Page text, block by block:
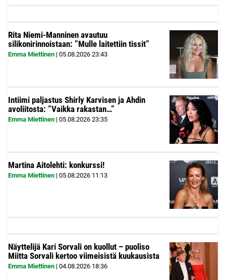
Rita Niemi-Manninen avautuu
silikonirinnoistaan: ”Mulle laitettiin tissit”
Emma Miettinen | 05.08.2026 23:43
Intiimi paljastus Shirly Karvisen ja Ahdin
avoliitosta: ”Vaikka rakastan…”
Emma Miettinen | 05.08.2026 23:35
Martina Aitolehti: konkurssi!
Emma Miettinen | 05.08.2026 11:13
Näyttelijä Kari Sorvali on kuollut – puoliso
Miitta Sorvali kertoo viimeisistä kuukausista
Emma Miettinen | 04.08.2026 18:36